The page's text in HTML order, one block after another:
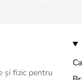
și fizic pentru